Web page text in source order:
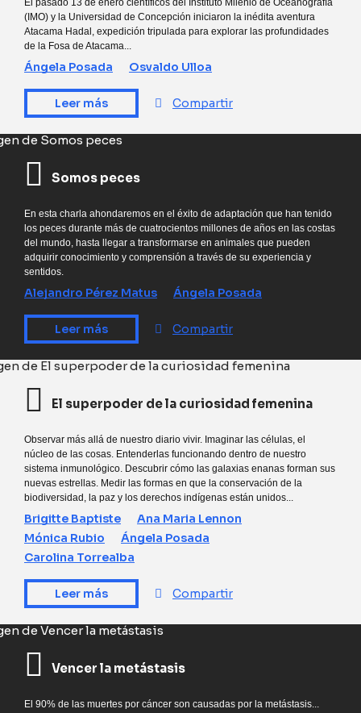
El pasado 13 de enero científicos del Instituto Milenio de Oceanografía
(IMO) y la Universidad de Concepción iniciaron la inédita aventura
Atacama Hadal, expedición tripulada para explorar las profundidades
de la Fosa de Atacama...
Ángela Posada Osvaldo Ulloa
Leer más Compartir
Somos peces
En esta charla ahondaremos en el éxito de adaptación que han tenido
los peces durante más de cuatrocientos millones de años en las costas
del mundo, hasta llegar a transformarse en animales que pueden
adquirir conocimiento y comprensión a través de su experiencia y
sentidos.
Alejandro Pérez Matus Ángela Posada
Leer más Compartir
El superpoder de la curiosidad femenina
Observar más allá de nuestro diario vivir. Imaginar las células, el
núcleo de las cosas. Entenderlas funcionando dentro de nuestro
sistema inmunológico. Descubrir cómo las galaxias enanas forman sus
nuevas estrellas. Medir las formas en que la conservación de la
biodiversidad, la paz y los derechos indígenas están unidos...
Brigitte Baptiste
Ana Maria Lennon
Mónica Rubio
Ángela Posada
Carolina Torrealba
Leer más Compartir
Vencer la metástasis
El 90% de las muertes por cáncer son causadas por la metástasis...